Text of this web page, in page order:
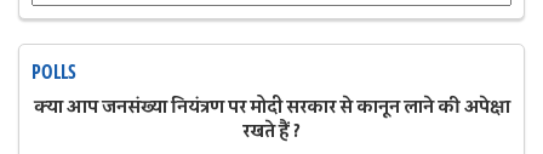
POLLS
क्या आप जनसंख्या नियंत्रण पर मोदी सरकार से कानून लाने की अपेक्षा
रखते हैं ?